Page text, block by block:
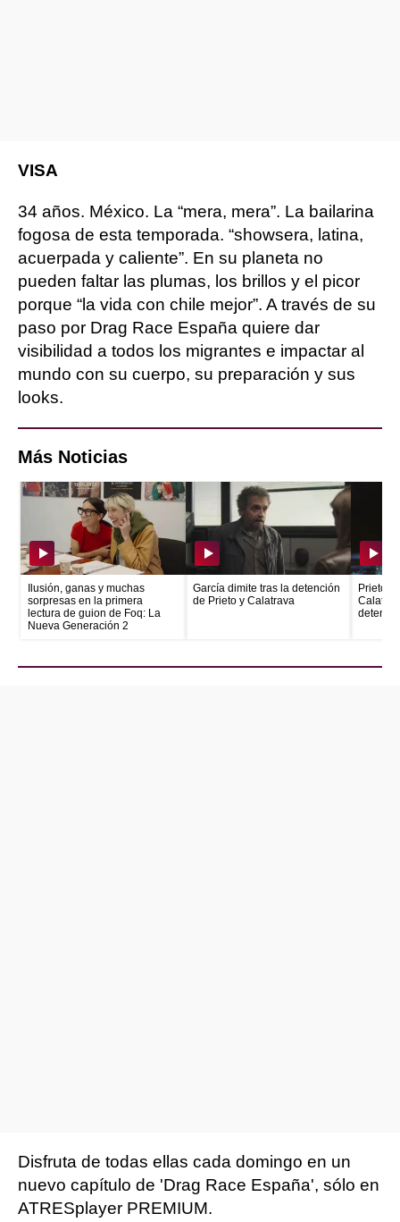
VISA
34 años. México. La “mera, mera”. La bailarina
fogosa de esta temporada. “showsera, latina,
acuerpada y caliente”. En su planeta no
pueden faltar las plumas, los brillos y el picor
porque “la vida con chile mejor”. A través de su
paso por Drag Race España quiere dar
visibilidad a todos los migrantes e impactar al
mundo con su cuerpo, su preparación y sus
looks.
Más Noticias
Ilusión, ganas y muchas
sorpresas en la primera
lectura de guion de Foq: La
Nueva Generación 2
García dimite tras la detención
de Prieto y Calatrava
Prieto
Disfruta de todas ellas cada domingo en un
nuevo capítulo de 'Drag Race España', sólo en
ATRESplayer PREMIUM.